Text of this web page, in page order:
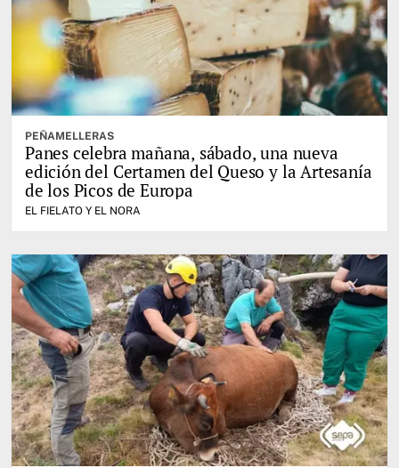
PEÑAMELLERAS
Panes celebra mañana, sábado, una nueva
edición del Certamen del Queso y la Artesanía
de los Picos de Europa
EL FIELATO Y EL NORA